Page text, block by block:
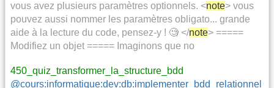
vous avez plusieurs paramètres optionnels. <note> vous
pouvez aussi nommer les paramètres obligato... grande
aide à la lecture du code, pensez-y ! 🧐 </note> =====
Modifiez un objet ===== Imaginons que no
450_quiz_transformer_la_structure_bdd
@cours:informatique:dev:db:implementer_bdd_relationnel